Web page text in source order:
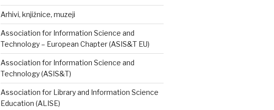
Arhivi, knjižnice, muzeji
Association for Information Science and
Technology – European Chapter (ASIS&T EU)
Association for Information Science and
Technology (ASIS&T)
Association for Library and Information Science
Education (ALISE)